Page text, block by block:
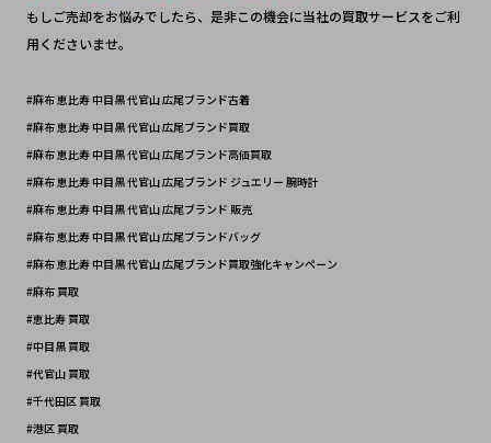
もしご売却をお悩みでしたら、是非この機会に当社の買取サービスをご利
用くださいませ。
#麻布 恵比寿 中目黒 代官山 広尾ブランド古着
#麻布 恵比寿 中目黒 代官山 広尾ブランド買取
#麻布 恵比寿 中目黒 代官山 広尾ブランド高価買取
#麻布 恵比寿 中目黒 代官山 広尾ブランド ジュエリー 腕時計
#麻布 恵比寿 中目黒 代官山 広尾ブランド 販売
#麻布 恵比寿 中目黒 代官山 広尾ブランドバッグ
#麻布 恵比寿 中目黒 代官山 広尾ブランド買取強化キャンペーン
#麻布 買取
#恵比寿 買取
#中目黒 買取
#代官山 買取
#千代田区 買取
#港区 買取